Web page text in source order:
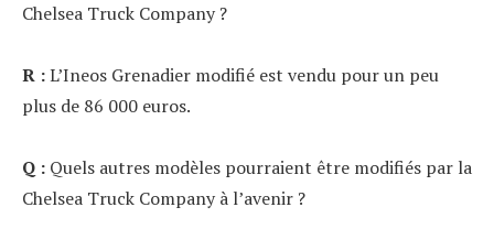
Chelsea Truck Company ?
R :L’Ineos Grenadier modifié est vendu pour un peu
plus de 86 000 euros.
Q : Quels autres modèles pourraient être modifiés par la
Chelsea Truck Company à l’avenir ?